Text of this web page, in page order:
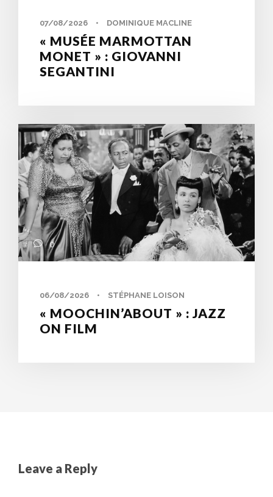
07/08/2026 • DOMINIQUE MACLINE
« MUSÉE MARMOTTAN
MONET » : GIOVANNI
SEGANTINI
0
06/08/2026 • STÉPHANE LOISON
« MOOCHIN’ABOUT » : JAZZ
ON FILM
Leave a Reply